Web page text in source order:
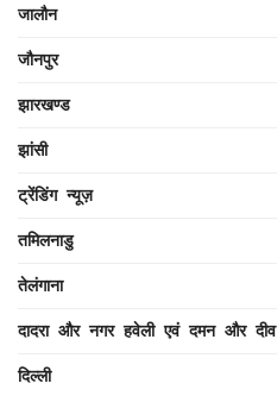
जालौन
जौनपुर
झारखण्ड
झांसी
ट्रेंडिंग न्यूज़
तमिलनाडु
तेलंगाना
दादरा और नगर हवेली एवं दमन और दीव
दिल्ली